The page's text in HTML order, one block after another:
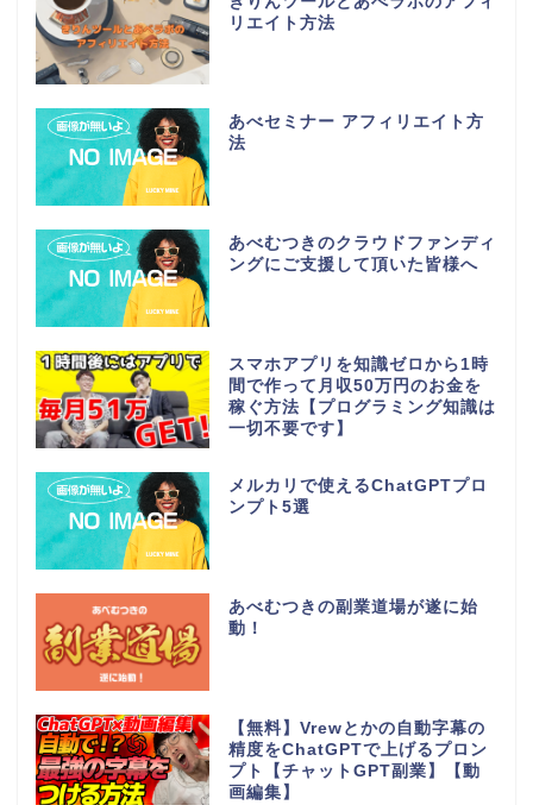
リエイト方法
あべセミナー アフィリエイト方
法
あべむつきのクラウドファンディ
ングにご支援して頂いた皆様へ
スマホアプリを知識ゼロから1時
間で作って月収50万円のお金を
稼ぐ方法【プログラミング知識は
一切不要です】
メルカリで使えるChatGPTプロ
ンプト5選
あべむつきの副業道場が遂に始
動！
【無料】Vrewとかの自動字幕の
精度をChatGPTで上げるプロン
プト【チャットGPT副業】【動
画編集】